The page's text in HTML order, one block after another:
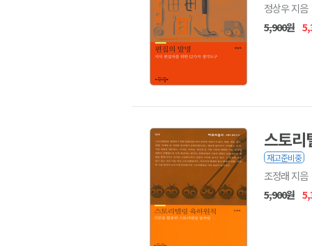
정상우 지음
5,900원
스토리
재고준비중
조정래 지음
5,900원